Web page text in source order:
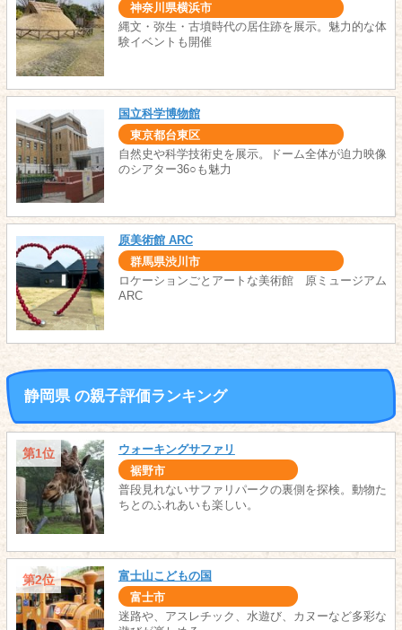
神奈川県横浜市
縄文・弥生・古墳時代の居住跡を展示。魅力的な体
験イベントも開催
国立科学博物館
東京都台東区
自然史や科学技術史を展示。ドーム全体が迫力映像
のシアター36○も魅力
原美術館 ARC
群馬県渋川市
ロケーションごとアートな美術館 原ミュージアム
ARC
静岡県 の親子評価ランキング
第1位 ウォーキングサファリ
裾野市
普段見れないサファリパークの裏側を探検。動物た
ちとのふれあいも楽しい。
第2位 富士山こどもの国
富士市
迷路や、アスレチック、水遊び、カヌーなど多彩な